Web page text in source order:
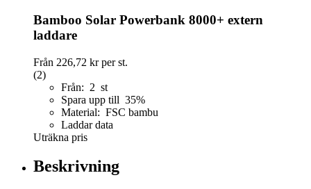
Bamboo Solar Powerbank 8000+ extern
laddare
Från 226,72 krper st.
(2)
Från: 2 st
Spara upp till 35%
Material: FSC bambu
Laddar data
Uträkna pris
Beskrivning